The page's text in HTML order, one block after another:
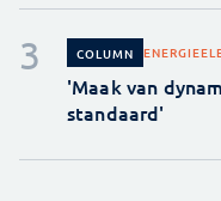
COLUMN ENERGIE
'Maak van
standaard'